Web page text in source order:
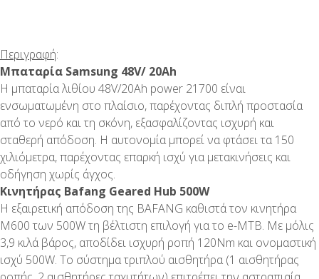
Περιγραφή:
Μπαταρία Samsung 48V/ 20Ah
Η μπαταρία λιθίου 48V/20Ah power 21700 είναι
ενσωματωμένη στο πλαίσιο, παρέχοντας διπλή προστασία
από το νερό και τη σκόνη, εξασφαλίζοντας ισχυρή και
σταθερή απόδοση. Η αυτονομία μπορεί να φτάσει τα 150
χιλιόμετρα, παρέχοντας επαρκή ισχύ για μετακινήσεις και
οδήγηση χωρίς άγχος.
Κινητήρας Bafang Geared Hub 500W
Η εξαιρετική απόδοση της BAFANG καθιστά τον κινητήρα
M600 των 500W τη βέλτιστη επιλογή για το e-MTB. Με μόλις
3,9 κιλά βάρος, αποδίδει ισχυρή ροπή 120Nm και ονομαστική
ισχύ 500W. Το σύστημα τριπλού αισθητήρα (1 αισθητήρας